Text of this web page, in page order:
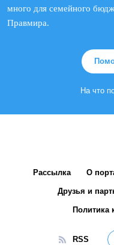
много для семейного
Правмира.
На что
Рассылка О
Друзья и
Политика
RSS